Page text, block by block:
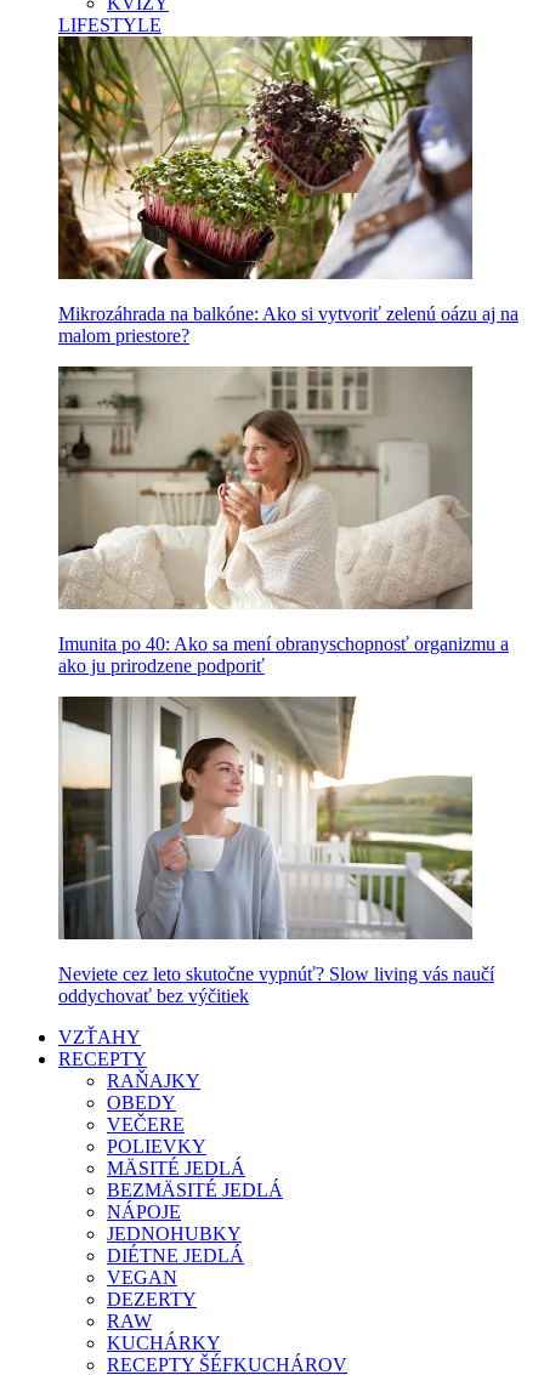
LIFESTYLE
Mikrozáhrada na balkóne: Ako si vytvoriť zelenú oázu aj na
malom priestore?
Imunita po 40: Ako sa mení obranyschopnosť organizmu a
ako ju prirodzene podporiť
Neviete cez leto skutočne vypnúť? Slow living vás naučí
oddychovať bez výčitiek
VZŤAHY
RECEPTY
RAŇAJKY
OBEDY
VEČERE
POLIEVKY
MÄSITÉ JEDLÁ
BEZMÄSITÉ JEDLÁ
NÁPOJE
JEDNOHUBKY
DIÉTNE JEDLÁ
VEGAN
DEZERTY
RAW
KUCHÁRKY
RECEPTY ŠÉFKUCHÁROV